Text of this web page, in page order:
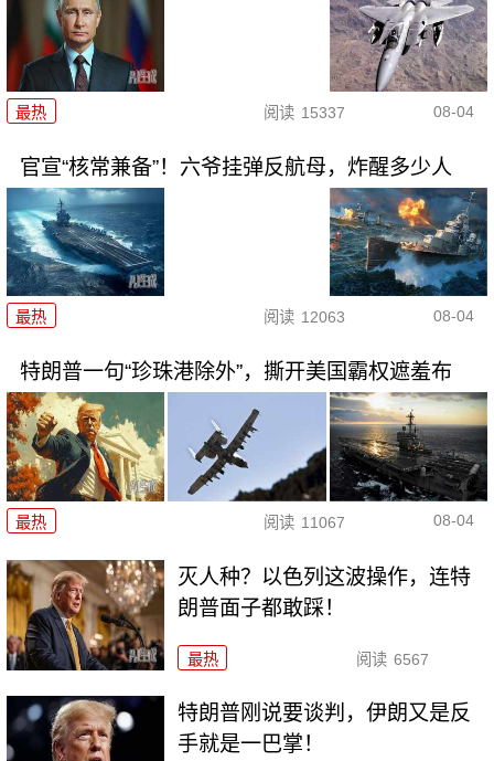
最热 阅读 15337 08-04
官宣“核常兼备”！六爷挂弹反航母，炸醒多少人
最热 阅读 12063 08-04
特朗普一句“珍珠港除外”，撕开美国霸权遮羞布
最热 阅读 11067 08-04
灭人种？以色列这波操作，连特
朗普面子都敢踩！
最热 阅读 6567
特朗普刚说要谈判，伊朗又是反
手就是一巴掌！